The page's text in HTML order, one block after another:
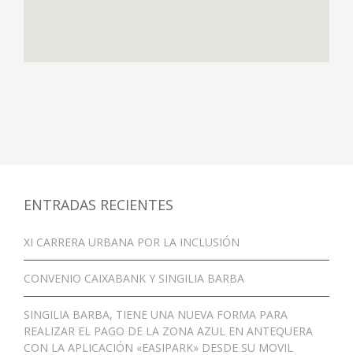
ENTRADAS RECIENTES
XI CARRERA URBANA POR LA INCLUSIÓN
CONVENIO CAIXABANK Y SINGILIA BARBA
SINGILIA BARBA, TIENE UNA NUEVA FORMA PARA
REALIZAR EL PAGO DE LA ZONA AZUL EN ANTEQUERA
CON LA APLICACIÓN «EASIPARK» DESDE SU MOVIL